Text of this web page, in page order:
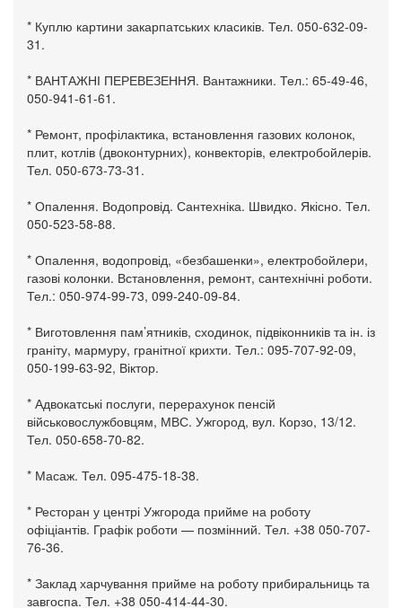
* Куплю картини закарпатських класиків. Тел. 050-632-09-
31.
* ВАНТАЖНІ ПЕРЕВЕЗЕННЯ. Вантажники. Тел.: 65-49-46,
050-941-61-61.
* Ремонт, профілактика, встановлення газових колонок,
плит, котлів (двоконтурних), конвекторів, електробойлерів.
Тел. 050-673-73-31.
* Опалення. Водопровід. Сантехніка. Швидко. Якісно. Тел.
050-523-58-88.
* Опалення, водопровід, «безбашенки», електробойлери,
газові колонки. Встановлення, ремонт, сантехнічні роботи.
Тел.: 050-974-99-73, 099-240-09-84.
* Виготовлення пам’ятників, сходинок, підвіконників та ін. із
граніту, мармуру, гранітної крихти. Тел.: 095-707-92-09,
050-199-63-92, Віктор.
* Адвокатські послуги, перерахунок пенсій
військовослужбовцям, МВС. Ужгород, вул. Корзо, 13/12.
Тел. 050-658-70-82.
* Масаж. Тел. 095-475-18-38.
* Ресторан у центрі Ужгорода прийме на роботу
офіціантів. Графік роботи — позмінний. Тел. +38 050-707-
76-36.
* Заклад харчування прийме на роботу прибиральниць та
завгоспа. Тел. +38 050-414-44-30.